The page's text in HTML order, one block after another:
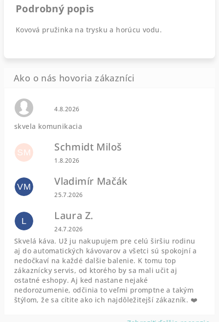
Podrobný popis
Kovová pružinka na trysku a horúcu vodu.
Hodnotenie obchodu je 0 z 5 hviezdičiek.
4.8.2026
skvela komunikacia
SM Schmidt Miloš
Hodnotenie obchodu je 5 z 5 hviezdičiek.
1.8.2026
VM Vladimír Mačák
Hodnotenie obchodu je 5 z 5 hviezdičiek.
25.7.2026
L Laura Z.
Hodnotenie obchodu je 5 z 5 hviezdičiek.
24.7.2026
Skvelá káva. Už ju nakupujem pre celú širšiu rodinu
aj do automatických kávovarov a všetci sú spokojní a
nedočkaví na každé dalšie balenie. K tomu top
zákaznícky servis, od ktorého by sa mali učit aj
ostatné eshopy. Aj ked nastane nejaké
nedorozumenie, odčinia to veľmi promptne a takým
štýlom, že sa cítite ako ich najdôležitejší zákazník. ❤️